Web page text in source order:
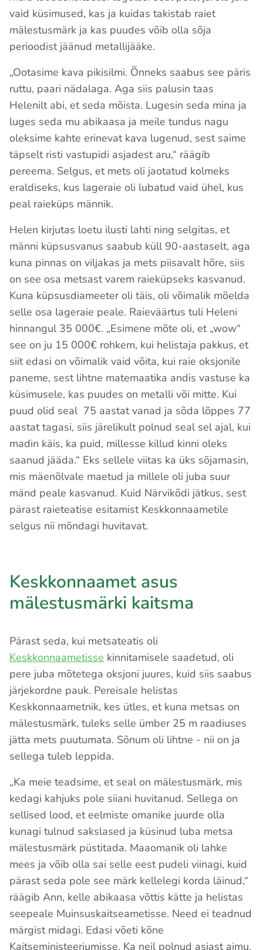
vaid küsimused, kas ja kuidas takistab raiet
mälestusmärk ja kas puudes võib olla sõja
perioodist jäänud metallijääke.
„Ootasime kava pikisilmi. Õnneks saabus see päris
ruttu, paari nädalaga. Aga siis palusin taas
Helenilt abi, et seda mõista. Lugesin seda mina ja
luges seda mu abikaasa ja meile tundus nagu
oleksime kahte erinevat kava lugenud, sest saime
täpselt risti vastupidi asjadest aru,“ räägib
pereema. Selgus, et mets oli jaotatud kolmeks
eraldiseks, kus lageraie oli lubatud vaid ühel, kus
peal raieküps männik.
Helen kirjutas loetu ilusti lahti ning selgitas, et
männi küpsusvanus saabub küll 90-aastaselt, aga
kuna pinnas on viljakas ja mets piisavalt hõre, siis
on see osa metsast varem raieküpseks kasvanud.
Kuna küpsusdiameeter oli täis, oli võimalik mõelda
selle osa lageraie peale. Raieväärtus tuli Heleni
hinnangul 35 000€. „Esimene mõte oli, et „wow“
see on ju 15 000€ rohkem, kui helistaja pakkus, et
siit edasi on võimalik vaid võita, kui raie oksjonile
paneme, sest lihtne matemaatika andis vastuse ka
küsimusele, kas puudes on metalli või mitte. Kui
puud olid seal 75 aastat vanad ja sõda lõppes 77
aastat tagasi, siis järelikult polnud seal sel ajal, kui
madin käis, ka puid, millesse killud kinni oleks
saanud jääda.“ Eks sellele viitas ka üks sõjamasin,
mis mäenõlvale maetud ja millele oli juba suur
mänd peale kasvanud. Kuid Närvikõdi jätkus, sest
pärast raieteatise esitamist Keskkonnaametile
selgus nii mõndagi huvitavat.
Keskkonnaamet asus
mälestusmärki kaitsma
Pärast seda, kui metsateatis oli
Keskkonnaametisse kinnitamisele saadetud, oli
pere juba mõtetega oksjoni juures, kuid siis saabus
järjekordne pauk. Pereisale helistas
Keskkonnaametnik, kes ütles, et kuna metsas on
mälestusmärk, tuleks selle ümber 25 m raadiuses
jätta mets puutumata. Sõnum oli lihtne - nii on ja
sellega tuleb leppida.
„Ka meie teadsime, et seal on mälestusmärk, mis
kedagi kahjuks pole siiani huvitanud. Sellega on
sellised lood, et eelmiste omanike juurde olla
kunagi tulnud sakslased ja küsinud luba metsa
mälestusmärk püstitada. Maaomanik oli lahke
mees ja võib olla sai selle eest pudeli viinagi, kuid
pärast seda pole see märk kellelegi korda läinud,“
räägib Ann, kelle abikaasa võttis kätte ja helistas
seepeale Muinsuskaitseametisse. Need ei teadnud
märgist midagi. Edasi võeti kõne
Kaitseministeeriumisse. Ka neil polnud asjast aimu.